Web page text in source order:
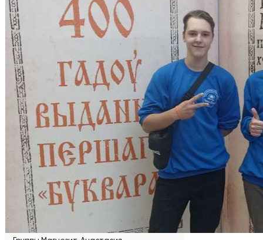
В конкурсе участвовали 23 команды из
Беларуси и России. По итогам творческого
состязания лучшие работы жюри
отметило дипломами. Юные
программисты Сатки Анастасия Дворцова,
Данила Кузиков, Савелий Стульцев
выступали в составе сборной Челябинской
области по направлениям
«Программирование и вычислительная
техника» и «Мультимедийные
технологии». Ребята представили три
разработки в рамках проекта
«Электронный архивариус», созданного в
сотрудничестве с корпоративным музеем